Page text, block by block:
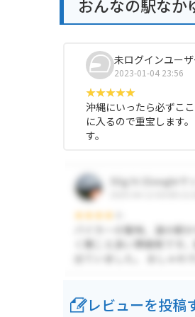
おんなの駅なか
未ログインユー
2023-01-04 23:56
沖縄にいったら必ずこ
に入るので重宝します
す。
レビューを投稿